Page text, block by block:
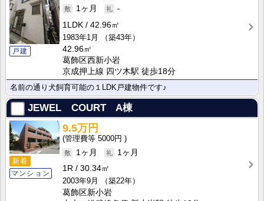
戸建
1ヶ月
-
1LDK
42.96㎡
1983年1月
（築43年）
42.96㎡
葛飾区西新小岩
京成押上線 四ツ木駅 徒歩18分
名前の通り犬飼育可能の１LDK戸建物件です♪
JEWEL COURT A棟
新着
マンション
9.5万円
5000円
1ヶ月
1ヶ月
1R
30.34㎡
2003年9月
（築22年）
葛飾区新小岩